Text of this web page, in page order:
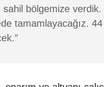
bölgemize verdik.
tamamlayacağız. 44